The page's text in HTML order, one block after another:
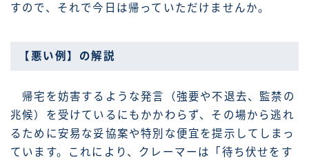
すので、それで今日は帰っていただけませんか。
【悪い例】の解説
帰宅を妨害するような発言（強要や不退去、監禁の
兆候）を受けているにもかかわらず、その場から逃れ
るために安易な妥協案や特別な便宜を提示してしまっ
ています。これにより、クレーマーは「待ち伏せをす